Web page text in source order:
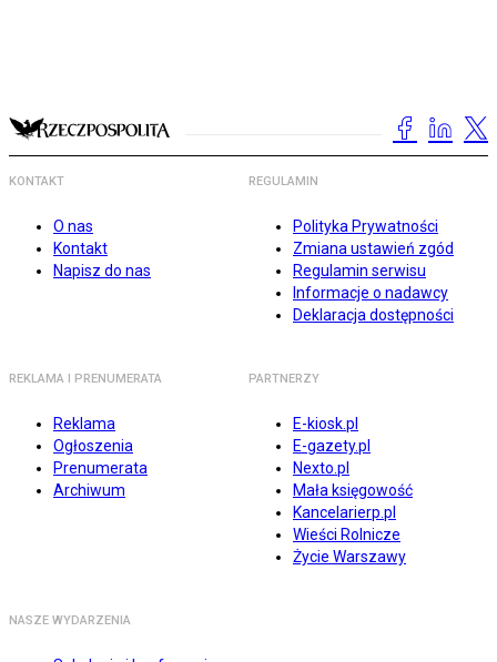
KONTAKT
O nas
Kontakt
Napisz do nas
REGULAMIN
Polityka Prywatności
Zmiana ustawień zgód
Regulamin serwisu
Informacje o nadawcy
Deklaracja dostępności
REKLAMA I PRENUMERATA
Reklama
Ogłoszenia
Prenumerata
Archiwum
PARTNERZY
E-kiosk.pl
E-gazety.pl
Nexto.pl
Mała księgowość
Kancelarierp.pl
Wieści Rolnicze
Życie Warszawy
NASZE WYDARZENIA